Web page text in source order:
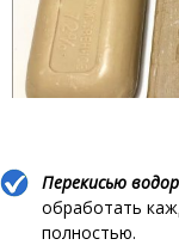
Перекисью
обработать
полностью.